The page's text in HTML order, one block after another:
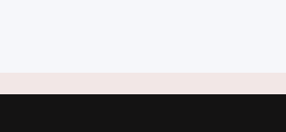
ve müşteri